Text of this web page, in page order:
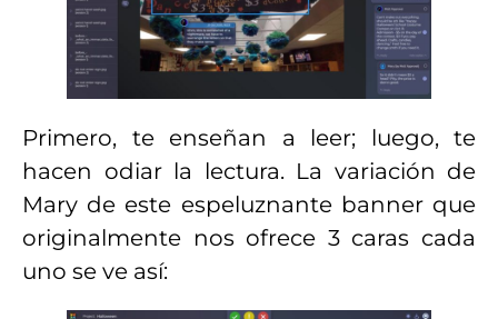
Primero, te enseñan a leer; luego, te
hacen odiar la lectura. La variación de
Mary de este espeluznante banner que
originalmente nos ofrece 3 caras cada
uno se ve así: